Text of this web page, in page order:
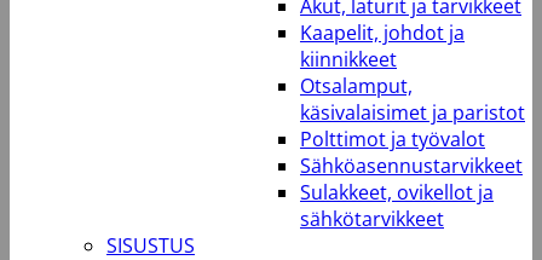
Akut, laturit ja tarvikkeet
Kaapelit, johdot ja
kiinnikkeet
Otsalamput,
käsivalaisimet ja paristot
Polttimot ja työvalot
Sähköasennustarvikkeet
Sulakkeet, ovikellot ja
sähkötarvikkeet
SISUSTUS